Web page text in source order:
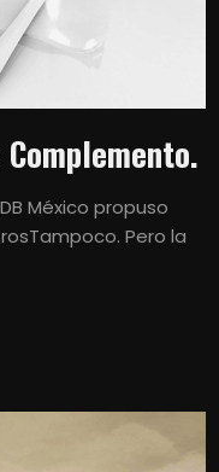
México propuso
Pero la